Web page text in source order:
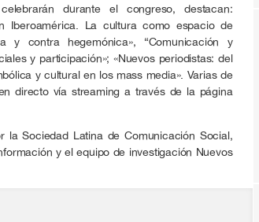
durante el congreso, destacan:
Iberoamérica. La cultura como espacio de
y contra hegemónica», “Comunicación y
y participación»; «Nuevos periodistas: del
y cultural en los mass media». Varias de
directo vía streaming a través de la página
la Sociedad Latina de Comunicación Social,
y el equipo de investigación Nuevos